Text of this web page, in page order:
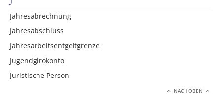
Jahresabrechnung
Jahresabschluss
Jahresarbeitsentgeltgrenze
Jugendgirokonto
Juristische Person
NACH OBEN